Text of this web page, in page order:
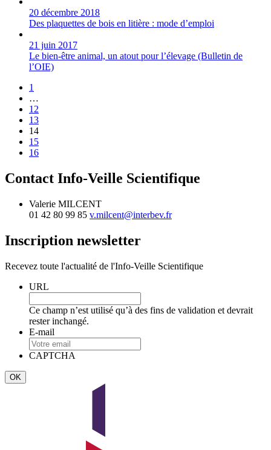
20 décembre 2018
Des plaquettes de bois en litière : mode d’emploi
21 juin 2017
Le bien-être animal, un atout pour l’élevage (Bulletin de
l’OIE)
1
…
12
13
14
15
16
Contact Info-Veille Scientifique
Valerie MILCENT
01 42 80 99 85 v.milcent@interbev.fr
Inscription newsletter
Recevez toute l'actualité de l'Info-Veille Scientifique
URL
Ce champ n’est utilisé qu’à des fins de validation et devrait
rester inchangé.
E-mail
CAPTCHA